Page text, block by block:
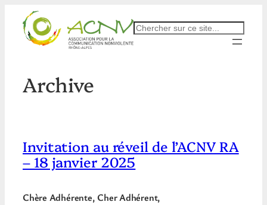
contenu
Rechercher
Archive
Invitation au réveil de l’ACNV RA
– 18 janvier 2025
Chère Adhérente, Cher Adhérent,